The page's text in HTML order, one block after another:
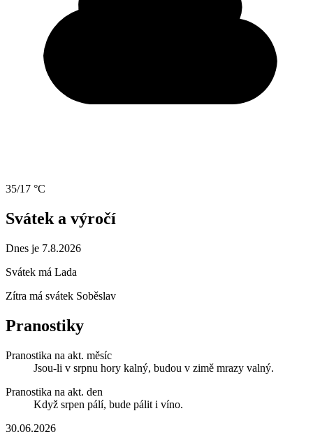
35/17 °C
Svátek a výročí
Dnes je 7.8.2026
Svátek má Lada
Zítra má svátek Soběslav
Pranostiky
Pranostika na akt. měsíc
Jsou-li v srpnu hory kalný, budou v zimě mrazy valný.
Pranostika na akt. den
Když srpen pálí, bude pálit i víno.
30.06.2026